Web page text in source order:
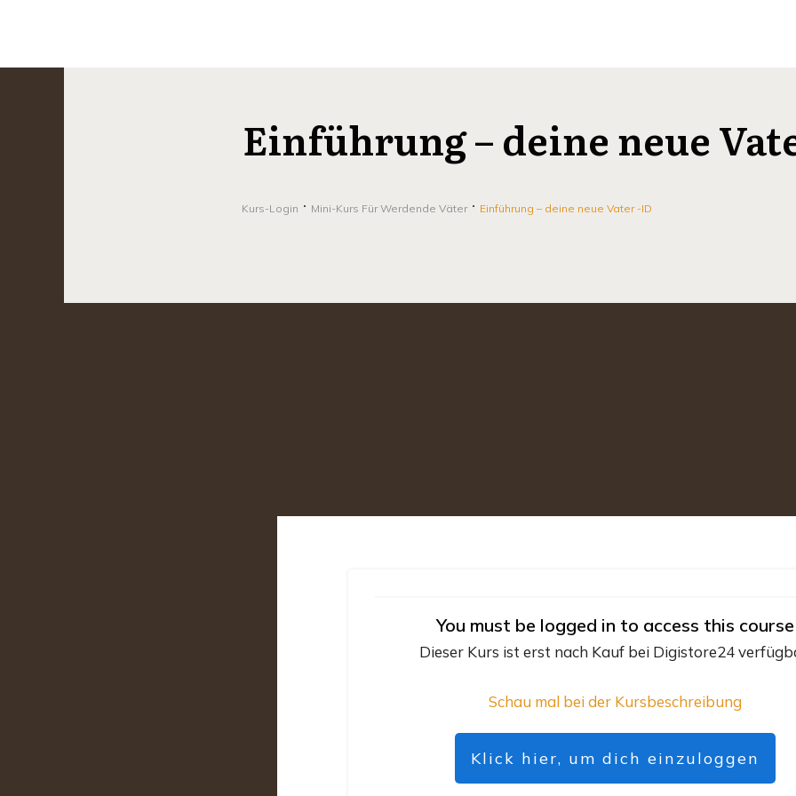
Einführung – deine neue
Kurs-Login Mini-Kurs Für Werdende Väter Einführung – deine neue Vater -ID
You must be logged in to access this course
Dieser Kurs ist erst nach Kauf bei Digistore24
Schau mal bei der Kursbeschreibung
Klick hier, um dich einzuloggen